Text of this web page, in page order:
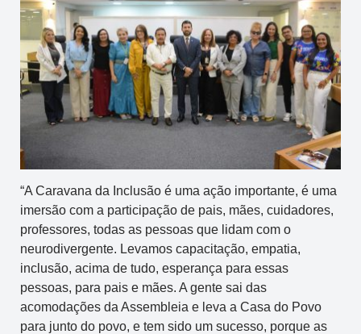
“A Caravana da Inclusão é uma ação importante, é uma
imersão com a participação de pais, mães, cuidadores,
professores, todas as pessoas que lidam com o
neurodivergente. Levamos capacitação, empatia,
inclusão, acima de tudo, esperança para essas
pessoas, para pais e mães. A gente sai das
acomodações da Assembleia e leva a Casa do Povo
para junto do povo, e tem sido um sucesso, porque as